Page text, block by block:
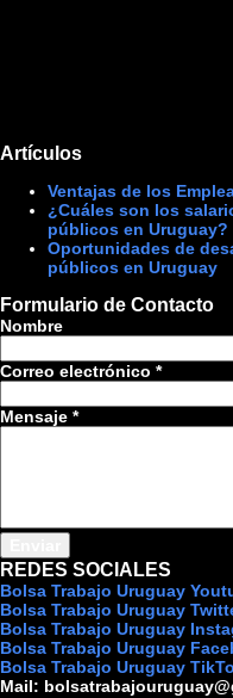
Artículos
Ventajas de los
¿Cuáles son los
públicos en Uruguay?
Oportunidades de
públicos en Uruguay
Formulario de Contacto
Nombre
Correo electrónico *
Mensaje *
REDES SOCIALES
Bolsa Trabajo Uruguay
Bolsa Trabajo Uruguay
Bolsa Trabajo Uruguay
Bolsa Trabajo Uruguay
Bolsa Trabajo Uruguay
Mail: